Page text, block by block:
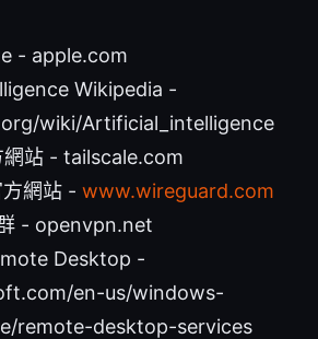
- apple.com
Wikipedia -
wiki/Artificial_intelligence
網站 - tailscale.com
網站 - www.wireguard.com
- openvpn.net
Desktop -
en-us/windows-
remote-desktop-services